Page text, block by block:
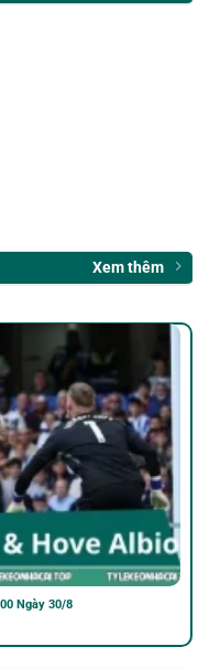
Xem thêm
Ngày 30/8